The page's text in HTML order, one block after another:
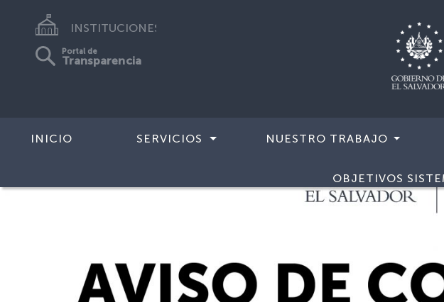
INSTITUCIONES
Portal de
Transparencia
INICIO SERVICIOS NUESTRO TRABAJO
OBJETIVOS